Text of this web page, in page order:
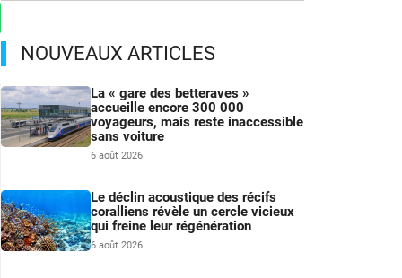
NOUVEAUX ARTICLES
La « gare des betteraves »
accueille encore 300 000
voyageurs, mais reste inaccessible
sans voiture
6 août 2026
Le déclin acoustique des récifs
coralliens révèle un cercle vicieux
qui freine leur régénération
6 août 2026